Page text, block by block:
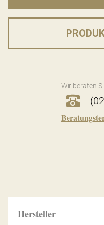
Wir beraten
Hersteller